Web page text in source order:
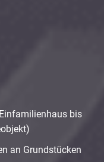
bis
an Grundstücken